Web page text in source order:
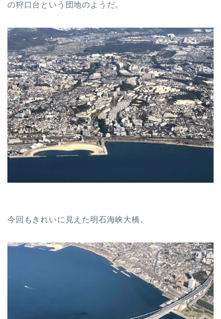
の狩口台という団地のようだ。
今回もきれいに見えた明石海峡大橋。